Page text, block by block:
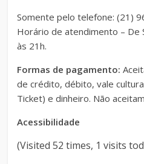
Somente pelo telefone: (21)
Horário de atendimento – De
às 21h.
Formas de pagamento:
de crédito, débito, vale
Ticket) e dinheiro. Não
Acessibilidade
(Visited 52 times, 1 visits